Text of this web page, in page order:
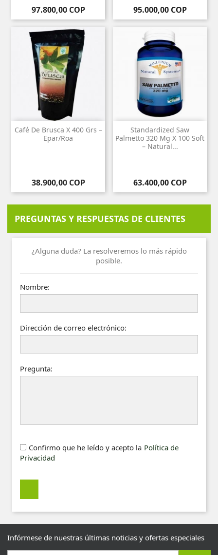
Precio
97.800,00 COP Precio
95.000,00 COP
Café De Brusca X 400 Grs –
Epar/Roa
Precio
38.900,00 COP
Standardized Saw
Palmetto 320 Mg X 100 Soft
– Natural...
Precio
63.400,00 COP
PREGUNTAS Y RESPUESTAS DE CLIENTES
¿Alguna duda? La resolveremos lo más rápido
posible.
Nombre:
Dirección de correo electrónico:
Pregunta:
Confirmo que he leído y acepto la Política de
Privacidad
Infórmese de nuestras últimas noticias y ofertas especiales